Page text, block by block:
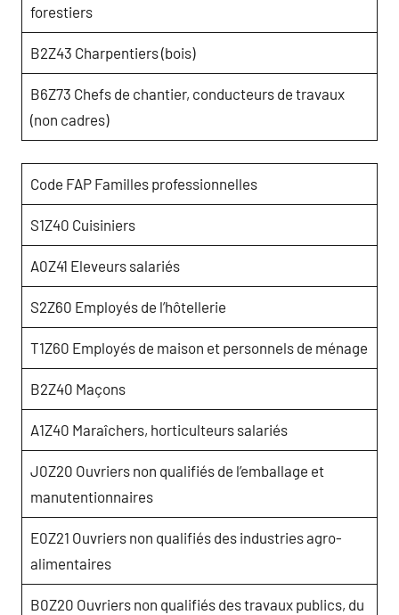
forestiers
B2Z43 Charpentiers (bois)
B6Z73 Chefs de chantier, conducteurs de travaux
(non cadres)
Code FAP Familles professionnelles
S1Z40 Cuisiniers
A0Z41 Eleveurs salariés
S2Z60 Employés de l’hôtellerie
T1Z60 Employés de maison et personnels de ménage
B2Z40 Maçons
A1Z40 Maraîchers, horticulteurs salariés
J0Z20 Ouvriers non qualifiés de l’emballage et
manutentionnaires
E0Z21 Ouvriers non qualifiés des industries agro-
alimentaires
B0Z20 Ouvriers non qualifiés des travaux publics, du